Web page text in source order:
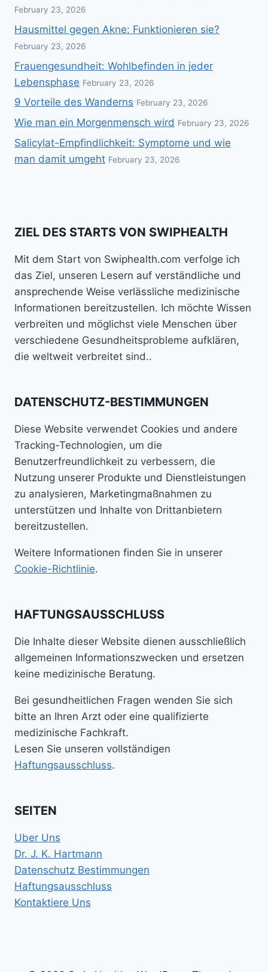
February 23, 2026
Hausmittel gegen Akne: Funktionieren sie?
February 23, 2026
Frauengesundheit: Wohlbefinden in jeder
Lebensphase February 23, 2026
9 Vorteile des Wanderns February 23, 2026
Wie man ein Morgenmensch wird February 23, 2026
Salicylat-Empfindlichkeit: Symptome und wie
man damit umgeht February 23, 2026
ZIEL DES STARTS VON SWIPHEALTH
Mit dem Start von Swiphealth.com verfolge ich
das Ziel, unseren Lesern auf verständliche und
ansprechende Weise verlässliche medizinische
Informationen bereitzustellen. Ich möchte Wissen
verbreiten und möglichst viele Menschen über
verschiedene Gesundheitsprobleme aufklären,
die weltweit verbreitet sind..
DATENSCHUTZ-BESTIMMUNGEN
Diese Website verwendet Cookies und andere
Tracking-Technologien, um die
Benutzerfreundlichkeit zu verbessern, die
Nutzung unserer Produkte und Dienstleistungen
zu analysieren, Marketingmaßnahmen zu
unterstützen und Inhalte von Drittanbietern
bereitzustellen.
Weitere Informationen finden Sie in unserer
Cookie-Richtlinie.
HAFTUNGSAUSSCHLUSS
Die Inhalte dieser Website dienen ausschließlich
allgemeinen Informationszwecken und ersetzen
keine medizinische Beratung.
Bei gesundheitlichen Fragen wenden Sie sich
bitte an Ihren Arzt oder eine qualifizierte
medizinische Fachkraft.
Lesen Sie unseren vollständigen
Haftungsausschluss.
SEITEN
Uber Uns
Dr. J. K. Hartmann
Datenschutz Bestimmungen
Haftungsausschluss
Kontaktiere Uns